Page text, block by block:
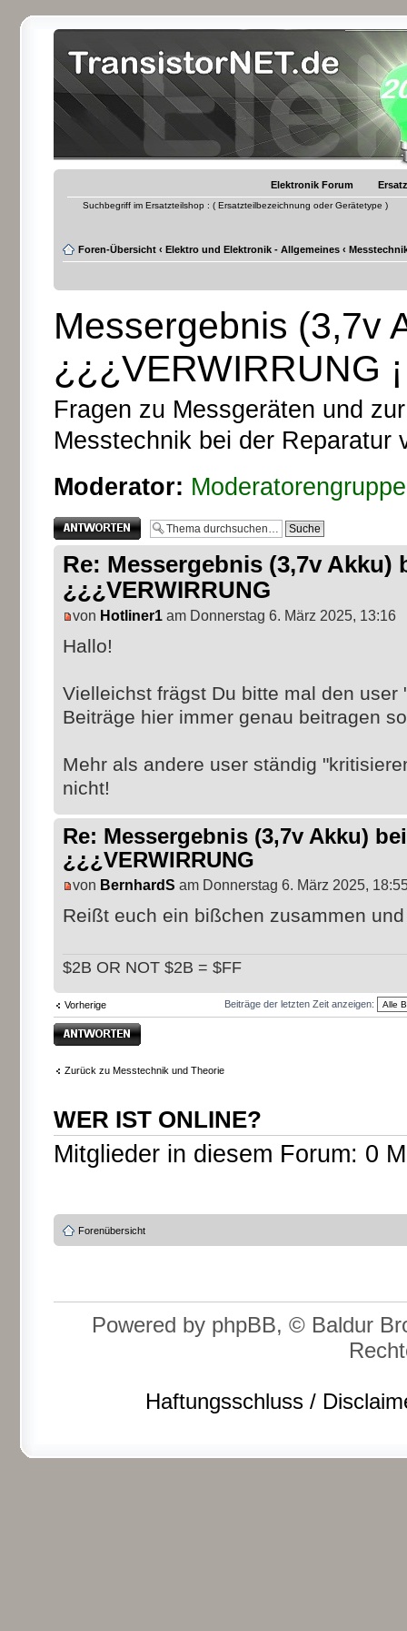
Elektronik Forum
Suchbegriff im Ersatzteilshop : ( Ersatzteilbezeichnung oder Gerätetype )
Foren-Übersicht ‹ Elektro und Elektronik - Allgemeines ‹
Messergebnis (3,7v
¿¿¿VERWIRRUNG
Fragen zu Messgeräten und
Messtechnik bei der Reparatur
Moderator: Moderatorengruppe
Antwort erstellen
Re: Messergebnis (3,7v Akku)
¿¿¿VERWIRRUNG
von Hotliner1 am Donnerstag 6. März 2025, 13:16
Hallo!
Vielleichst frägst Du bitte mal den user
Beiträge hier immer genau beitragen
Mehr als andere user ständig
nicht!
Re: Messergebnis (3,7v Akku)
¿¿¿VERWIRRUNG
von BernhardS am Donnerstag 6. März 2025,
Reißt euch ein bißchen zusammen
$2B OR NOT $2B = $FF
Vorherige Beiträge der letzten Zeit anzeigen:
Antwort erstellen
Zurück zu Messtechnik und Theorie
WER IST ONLINE?
Mitglieder in diesem Forum: 0
Forenübersicht
Powered by phpBB, © Baldur
Haftungsschluss /